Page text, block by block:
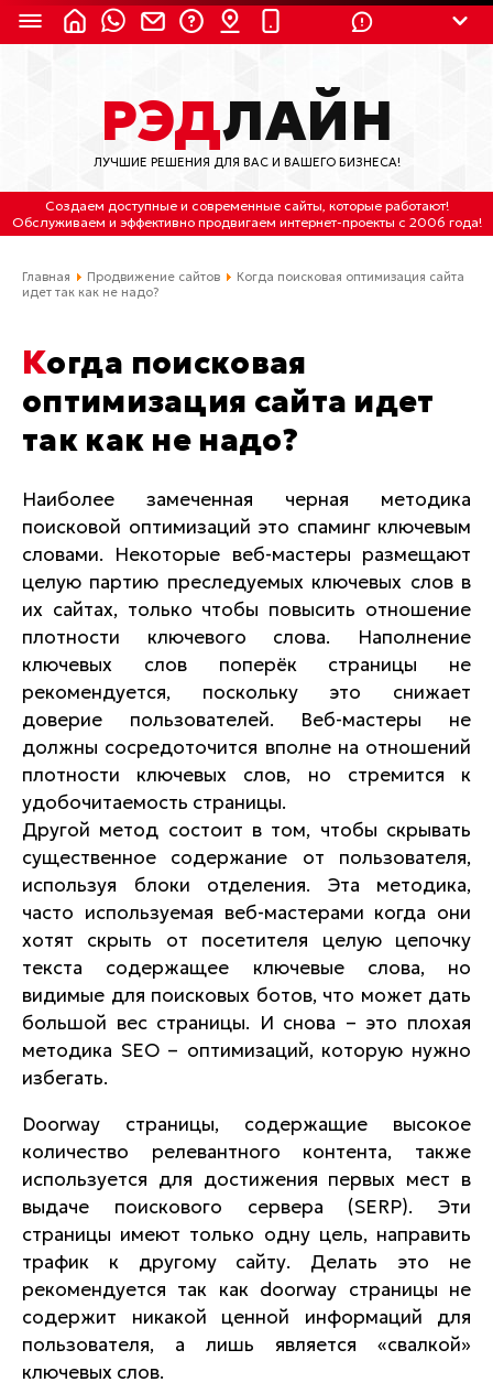
8 (800) 550-9899 (с 2:30 до 11:30 по
Мск)
Бесплатно по России
(4212) 658-653
(4212) 637-673
Отдельный вход \ Левый торец здания
Пн-пт. с 9:30 до 18:30 (по Хбк)
info@lred.ru
РЭДЛАЙН
ЛУЧШИЕ РЕШЕНИЯ ДЛЯ ВАС И ВАШЕГО БИЗНЕСА!
Создаем доступные и современные сайты, которые работают!
Обслуживаем и эффективно продвигаем интернет-проекты с 2006 года!
Главная Продвижение сайтов
Когда поисковая оптимизация сайта
идет так как не надо?
Когда поисковая
оптимизация сайта идет
так как не надо?
Наиболее замеченная черная методика
поисковой оптимизаций это спаминг ключевым
словами. Некоторые веб-мастеры размещают
целую партию преследуемых ключевых слов в
их сайтах, только чтобы повысить отношение
плотности ключевого слова. Наполнение
ключевых слов поперёк страницы не
рекомендуется, поскольку это снижает
доверие пользователей. Веб-мастеры не
должны сосредоточится вполне на отношений
плотности ключевых слов, но стремится к
удобочитаемость страницы.
Другой метод состоит в том, чтобы скрывать
существенное содержание от пользователя,
используя блоки отделения. Эта методика,
часто используемая веб-мастерами когда они
хотят скрыть от посетителя целую цепочку
текста содержащее ключевые слова, но
видимые для поисковых ботов, что может дать
большой вес страницы. И снова – это плохая
методика SEO – оптимизаций, которую нужно
избегать.
Doorway страницы, содержащие высокое
количество релевантного контента, также
используется для достижения первых мест в
выдаче поискового сервера (SERP). Эти
страницы имеют только одну цель, направить
трафик к другому сайту. Делать это не
рекомендуется так как doorway страницы не
содержит никакой ценной информаций для
пользователя, а лишь является «свалкой»
ключевых слов.